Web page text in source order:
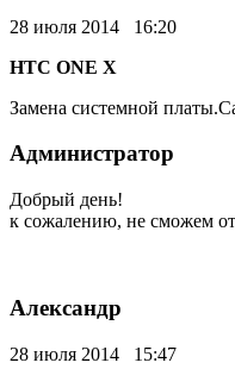
28 июля 2014 16:20
HTC ONE X
Замена системной
Администратор
Добрый день!
к сожалению, не сможем
Александр
28 июля 2014 15:47